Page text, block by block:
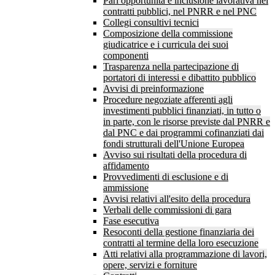
contratti pubblici, nel PNRR e nel PNC
Collegi consultivi tecnici
Composizione della commissione
giudicatrice e i curricula dei suoi
componenti
Trasparenza nella partecipazione di
portatori di interessi e dibattito pubblico
Avvisi di preinformazione
Procedure negoziate afferenti agli
investimenti pubblici finanziati, in tutto o
in parte, con le risorse previste dal PNRR e
dal PNC e dai programmi cofinanziati dai
fondi strutturali dell'Unione Europea
Avviso sui risultati della procedura di
affidamento
Provvedimenti di esclusione e di
ammissione
Avvisi relativi all'esito della procedura
Verbali delle commissioni di gara
Fase esecutiva
Resoconti della gestione finanziaria dei
contratti al termine della loro esecuzione
Atti relativi alla programmazione di lavori,
opere, servizi e forniture